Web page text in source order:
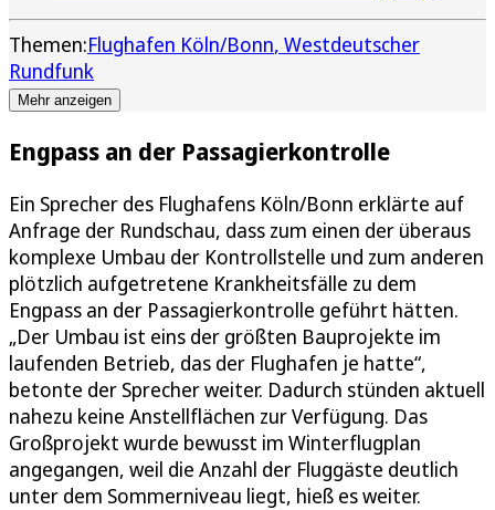
Themen:Flughafen Köln/Bonn Westdeutscher
Rundfunk
Mehr anzeigen
Engpass an der Passagierkontrolle
Ein Sprecher des Flughafens Köln/Bonn erklärte auf
Anfrage der Rundschau, dass zum einen der überaus
komplexe Umbau der Kontrollstelle und zum anderen
plötzlich aufgetretene Krankheitsfälle zu dem
Engpass an der Passagierkontrolle geführt hätten.
„Der Umbau ist eins der größten Bauprojekte im
laufenden Betrieb, das der Flughafen je hatte“,
betonte der Sprecher weiter. Dadurch stünden aktuell
nahezu keine Anstellflächen zur Verfügung. Das
Großprojekt wurde bewusst im Winterflugplan
angegangen, weil die Anzahl der Fluggäste deutlich
unter dem Sommerniveau liegt, hieß es weiter.